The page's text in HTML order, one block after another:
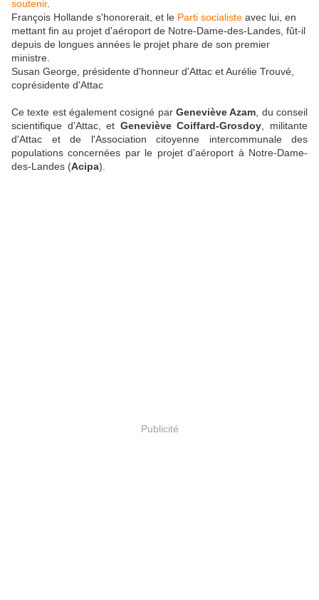
soutenir.
François Hollande s'honorerait, et le Parti socialiste avec lui, en
mettant fin au projet d'aéroport de Notre-Dame-des-Landes, fût-il
depuis de longues années le projet phare de son premier
ministre.
Susan George, présidente d'honneur d'Attac et Aurélie Trouvé,
coprésidente d'Attac
Ce texte est également cosigné par Geneviève Azam , du conseil
scientifique d'Attac, et Geneviève Coiffard-Grosdoy , militante
d'Attac et de l'Association citoyenne intercommunale des
populations concernées par le projet d'aéroport à Notre-Dame-
des-Landes (Acipa).
Publicité